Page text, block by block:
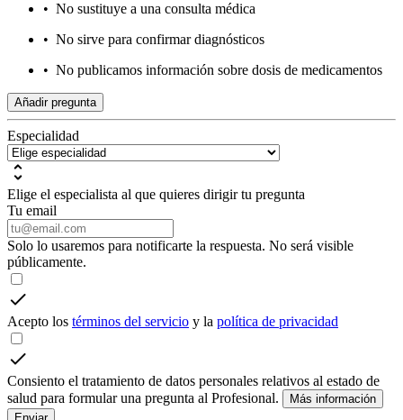
• No sustituye a una consulta médica
• No sirve para confirmar diagnósticos
• No publicamos información sobre dosis de medicamentos
Añadir pregunta
Especialidad
Elige el especialista al que quieres dirigir tu pregunta
Tu email
Solo lo usaremos para notificarte la respuesta. No será visible
públicamente.
Acepto los términos del servicio y la política de privacidad
Consiento el tratamiento de datos personales relativos al estado de
salud para formular una pregunta al Profesional.
Más información